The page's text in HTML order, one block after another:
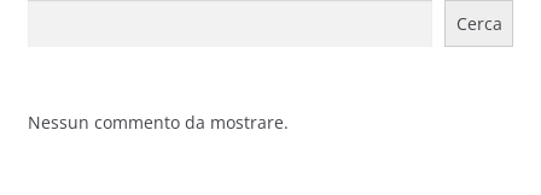
Cerca
Nessun commento da mostrare.